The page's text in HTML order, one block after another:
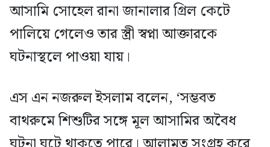
আসামি সোহেল রানা জানালার গ্রিল কেটে
পালিয়ে গেলেও তার স্ত্রী স্বপ্না আক্তারকে
ঘটনাস্থলে পাওয়া যায়।
এস এন নজরুল ইসলাম বলেন, ‘সম্ভবত
বাথরুমে শিশুটির সঙ্গে মূল আসামির অবৈধ